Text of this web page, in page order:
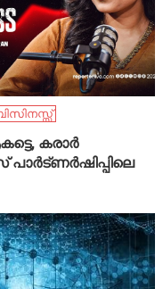
കരാർ